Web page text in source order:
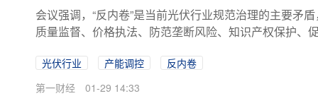
会议强调，“反内卷”是当前光伏行业规范治理的主要矛
质量监督、价格执法、防范垄断风险、知识产权保护、
光伏行业 产能调控
反内卷
第一财经
01-29 14:33